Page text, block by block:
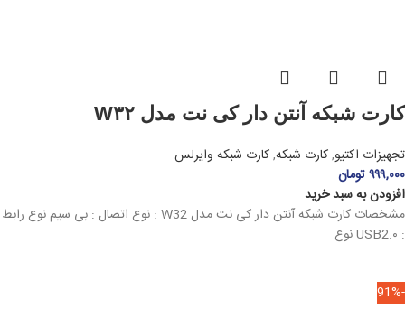
کارت شبکه آنتن دار کی نت مدل W۳۲
تجهیزات اکتیو,کارت شبکه,کارت شبکه وایرلس
۹۹۹,۰۰۰تومان
افزودن به سبد خرید
مشخصات کارت شبکه آنتن دار کی نت مدل W32 : نوع اتصال : بی سیم نوع رابط
: USB2.۰ نوع
-91%